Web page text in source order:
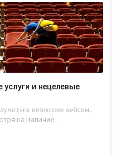
неплохим кейсом,
на наличие..